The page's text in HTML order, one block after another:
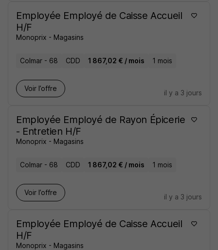
Employée Employé de Caisse Accueil
H/F
Monoprix - Magasins
Colmar - 68 CDD 1 867,02 € / mois 1 mois
Voir l’offre
il y a 3 jours
Employée Employé de Rayon Épicerie
- Entretien H/F
Monoprix - Magasins
Colmar - 68 CDD 1 867,02 € / mois 1 mois
Voir l’offre
il y a 3 jours
Employée Employé de Caisse Accueil
H/F
Monoprix - Magasins